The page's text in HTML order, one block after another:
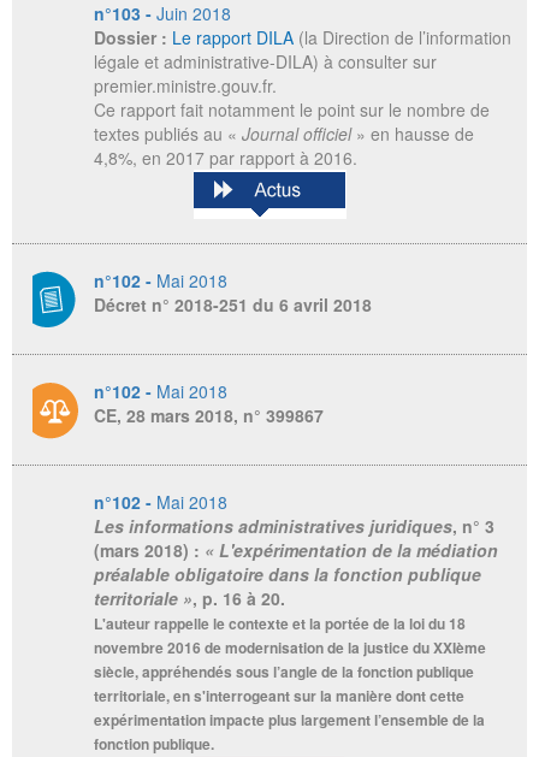
n°103 - Juin 2018
Dossier : Le rapport DILA(la Direction de l’information
légale et administrative-DILA) à consulter sur
premier.ministre.gouv.fr.
Ce rapport fait notamment le point sur le nombre de
textes publiés au « Journal officiel» en hausse de
4,8%, en 2017 par rapport à 2016.
n°102 - Mai 2018
Décret n° 2018-251 du 6 avril 2018
n°102 - Mai 2018
CE, 28 mars 2018, n° 399867
n°102 - Mai 2018
Les informations administratives juridiques, n° 3
(mars 2018) : « L'expérimentation de la médiation
préalable obligatoire dans la fonction publique
territoriale », p. 16 à 20.
L'auteur rappelle le contexte et la portée de la loi du 18
novembre 2016 de modernisation de la justice du XXIème
siècle, appréhendés sous l’angle de la fonction publique
territoriale, en s'interrogeant sur la manière dont cette
expérimentation impacte plus largement l’ensemble de la
fonction publique.